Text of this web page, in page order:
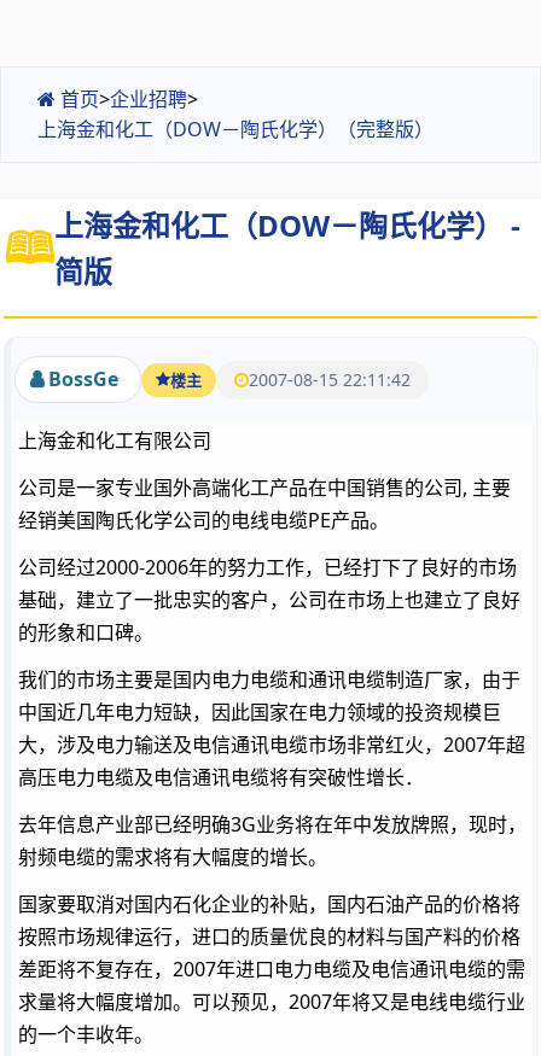
首页>企业招聘>
上海金和化工（DOW－陶氏化学）（完整版）
上海金和化工（DOW－陶氏化学） -
简版
BossGe 楼主 2007-08-15 22:11:42
上海金和化工有限公司
公司是一家专业国外高端化工产品在中国销售的公司, 主要
经销美国陶氏化学公司的电线电缆PE产品。
公司经过2000-2006年的努力工作，已经打下了良好的市场
基础，建立了一批忠实的客户，公司在市场上也建立了良好
的形象和口碑。
我们的市场主要是国内电力电缆和通讯电缆制造厂家，由于
中国近几年电力短缺，因此国家在电力领域的投资规模巨
大，涉及电力输送及电信通讯电缆市场非常红火，2007年超
高压电力电缆及电信通讯电缆将有突破性增长．
去年信息产业部已经明确3G业务将在年中发放牌照，现时，
射频电缆的需求将有大幅度的增长。
国家要取消对国内石化企业的补贴，国内石油产品的价格将
按照市场规律运行，进口的质量优良的材料与国产料的价格
差距将不复存在，2007年进口电力电缆及电信通讯电缆的需
求量将大幅度增加。可以预见，2007年将又是电线电缆行业
的一个丰收年。